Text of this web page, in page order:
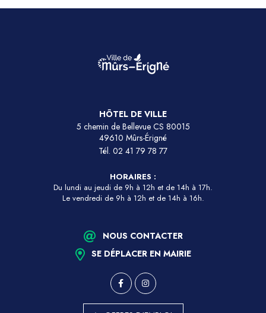
HÔTEL DE VILLE
5 chemin de Bellevue CS 80015
49610 Mûrs-Érigné
Tél. 02 41 79 78 77
HORAIRES :
Du lundi au jeudi de 9h à 12h et de 14h à 17h.
Le vendredi de 9h à 12h et de 14h à 16h.
NOUS CONTACTER
SE DÉPLACER EN MAIRIE